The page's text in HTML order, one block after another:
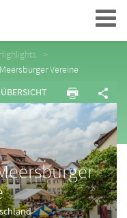
Navigation
Vereine